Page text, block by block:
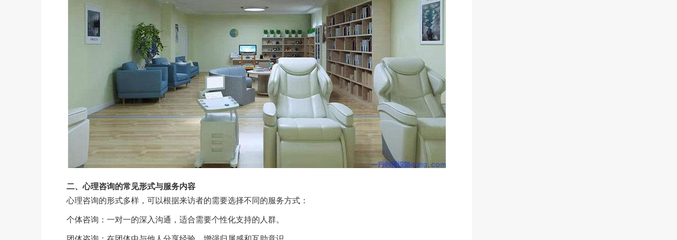
二、心理咨询的常见形式与服务内容
心理咨询的形式多样，可以根据来访者的需要选择不同的服务方式：
个体咨询：一对一的深入沟通，适合需要个性化支持的人群。